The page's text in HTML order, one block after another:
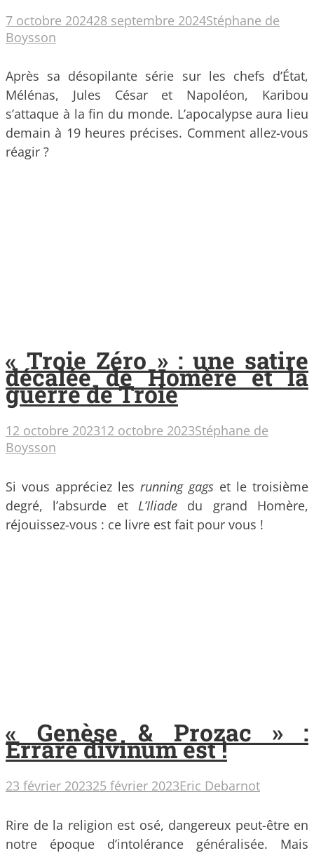
7 octobre 202428 septembre 2024Stéphane de
Boysson
Après sa désopilante série sur les chefs d’État,
Mélénas, Jules César et Napoléon, Karibou
s’attaque à la fin du monde. L’apocalypse aura lieu
demain à 19 heures précises. Comment allez-vous
réagir ?
« Troie Zéro » : une satire
décalée de Homère et la
guerre de Troie
12 octobre 202312 octobre 2023Stéphane de
Boysson
Si vous appréciez les running gags et le troisième
degré, l’absurde et L’Iliade du grand Homère,
réjouissez-vous : ce livre est fait pour vous !
« Genèse & Prozac » :
Errare divinum est !
23 février 202325 février 2023Eric Debarnot
Rire de la religion est osé, dangereux peut-être en
notre époque d’intolérance généralisée. Mais